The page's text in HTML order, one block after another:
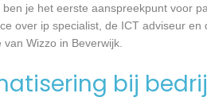
je het eerste aanspreekpunt voor
over ip specialist, de ICT adviseur
Wizzo in Beverwijk.
bij